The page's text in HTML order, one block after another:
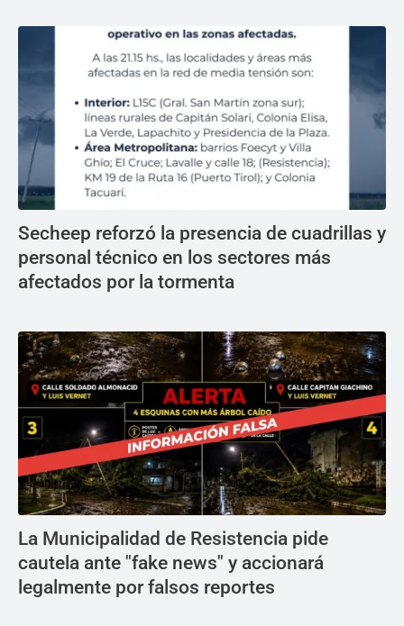
Secheep reforzó la presencia de cuadrillas y
personal técnico en los sectores más
afectados por la tormenta
La Municipalidad de Resistencia pide
cautela ante "fake news" y accionará
legalmente por falsos reportes